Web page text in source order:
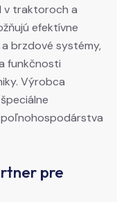
v traktoroch a
efektívne
brzdové systémy,
funkčnosti
Výrobca
pre